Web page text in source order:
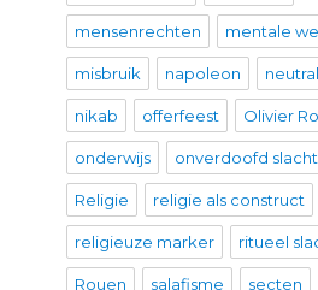
mensenrechten mentale
misbruik napoleon
nikab offerfeest Olivier
onderwijs onverdoofd
Religie religie als construct
religieuze marker ritueel
Rouen salafisme secten